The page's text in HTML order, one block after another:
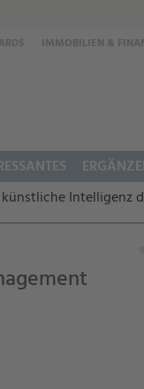
IMMOBILIEN &
künstliche Intelligenz